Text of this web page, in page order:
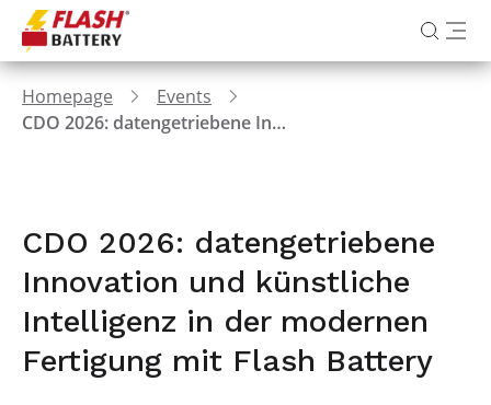
Homepage
Events
CDO 2026: datengetriebene Innovation und künstliche Intelligenz in der modernen Fertigung mit Flash Battery
CDO 2026: datengetriebene
Innovation und künstliche
Intelligenz in der modernen
Fertigung mit Flash Battery